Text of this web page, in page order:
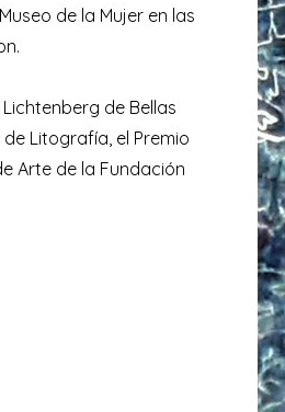
de la Mujer en las
de Bellas
Litografía, el Premio
Arte de la Fundación